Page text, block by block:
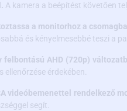
A kamera a beépítést követően
a monitorhoz a
és kényelmesebbé teszi a
felbontású AHD (720p)
érdekében.
videóbemenettel rendelkező
segít.